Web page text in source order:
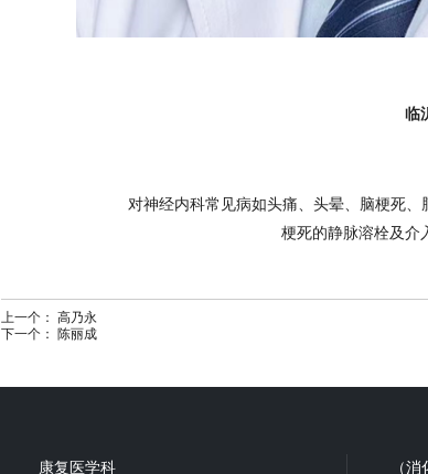
临
对神经内科常见病如头痛、头晕、脑梗死、脑
梗死的静脉溶栓及介
上一个： 高乃永
下一个： 陈丽成
康复医学科 （